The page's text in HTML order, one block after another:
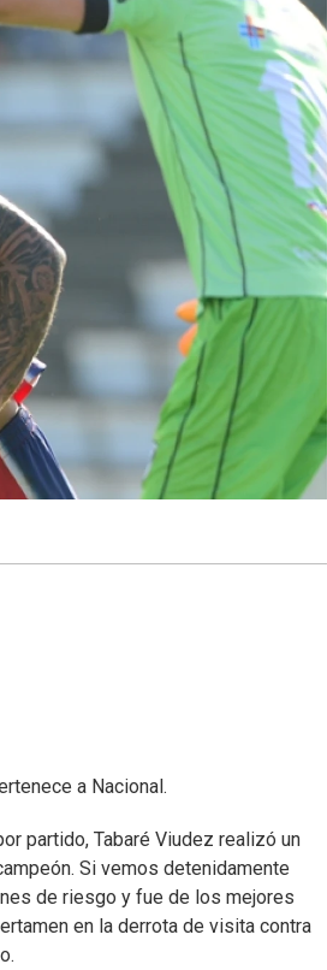
a Nacional.
partido, Tabaré Viudez realizó un
Si vemos detenidamente
de riesgo y fue de los mejores
en la derrota de visita contra